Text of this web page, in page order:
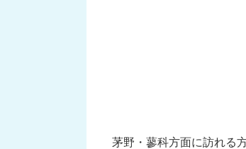
茅野・蓼科方面に訪れる